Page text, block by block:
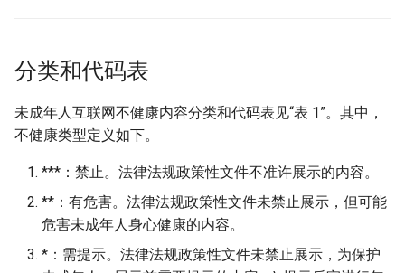
分类和代码表
未成年人互联网不健康内容分类和代码表见“表 1”。其中，
不健康类型定义如下。
***：禁止。法律法规政策性文件不准许展示的内容。
**：有危害。法律法规政策性文件未禁止展示，但可能
危害未成年人身心健康的内容。
*：需提示。法律法规政策性文件未禁止展示，为保护